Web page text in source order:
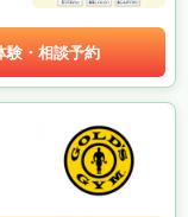
験・相談予約